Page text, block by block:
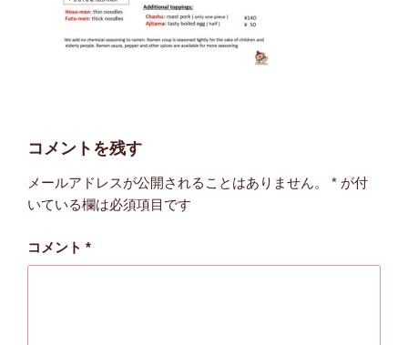
コメントを残す
メールアドレスが公開されることはありません。 * が付
いている欄は必須項目です
コメント *